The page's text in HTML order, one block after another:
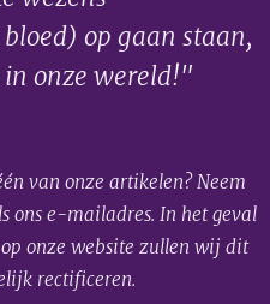
op gaan staan,
onze wereld!"
van onze artikelen? Neem
ons e-mailadres. In het geval
onze website zullen wij dit
rectificeren.